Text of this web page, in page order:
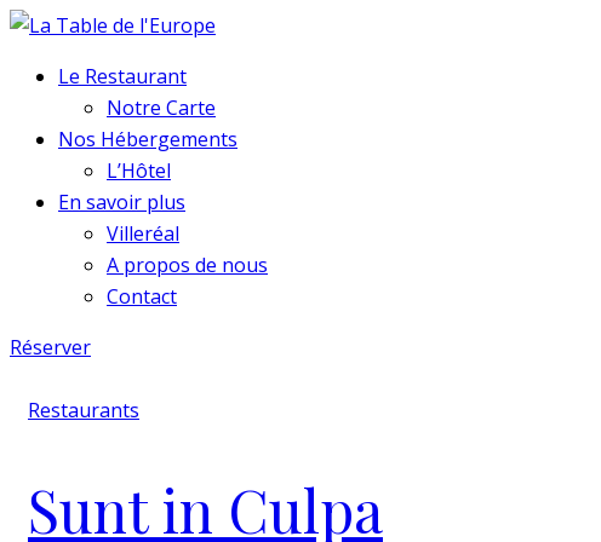
Le Restaurant
Notre Carte
Nos Hébergements
L’Hôtel
En savoir plus
Villeréal
A propos de nous
Contact
Réserver
Restaurants
Sunt in Culpa